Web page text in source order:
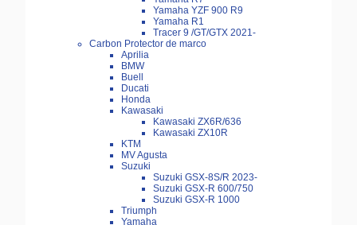
Yamaha YZF 900 R9
Yamaha R1
Tracer 9 /GT/GTX 2021-
Carbon Protector de marco
Aprilia
BMW
Buell
Ducati
Honda
Kawasaki
Kawasaki ZX6R/636
Kawasaki ZX10R
KTM
MV Agusta
Suzuki
Suzuki GSX-8S/R 2023-
Suzuki GSX-R 600/750
Suzuki GSX-R 1000
Triumph
Yamaha